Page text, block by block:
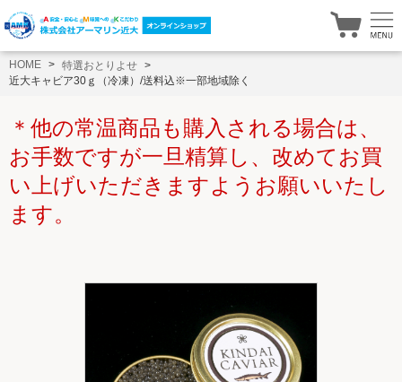
HOME
特選おとりよせ
近大キャビア30ｇ（冷凍）/送料込※一部地域除く
＊他の常温商品も購入される場合は、
お手数ですが一旦精算し、改めてお買
い上げいただきますようお願いいたし
ます。